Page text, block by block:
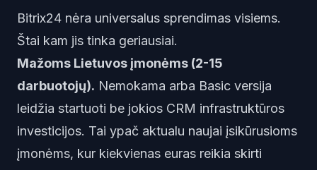
Bitrix24 nėra universalus sprendimas visiems.
Štai kam jis tinka geriausiai.
Mažoms Lietuvos įmonėms (2-15
darbuotojų). Nemokama arba Basic versija
leidžia startuoti be jokios CRM infrastruktūros
investicijos. Tai ypač aktualu naujai įsikūrusioms
įmonėms, kur kiekvienas euras reikia skirti